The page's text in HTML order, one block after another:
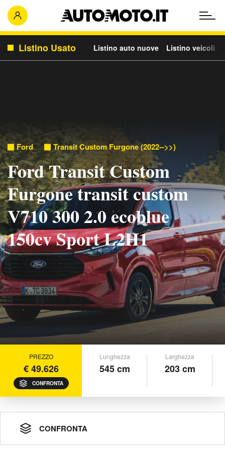
Listino Usato Listino auto nuove Listino veicoli
Ford Transit Custom Furgone (2022-->>)
Ford Transit Custom
Furgone transit custom
V710 300 2.0 ecoblue
150cv Sport L2H1
PREZZO
€ 49.626
CONFRONTA
Lunghezza
545 cm
Larghezza
203 cm
CONFRONTA